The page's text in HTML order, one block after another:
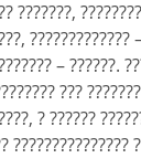
???????,
?????????????
– ??????.
???
? ??????
???????????????